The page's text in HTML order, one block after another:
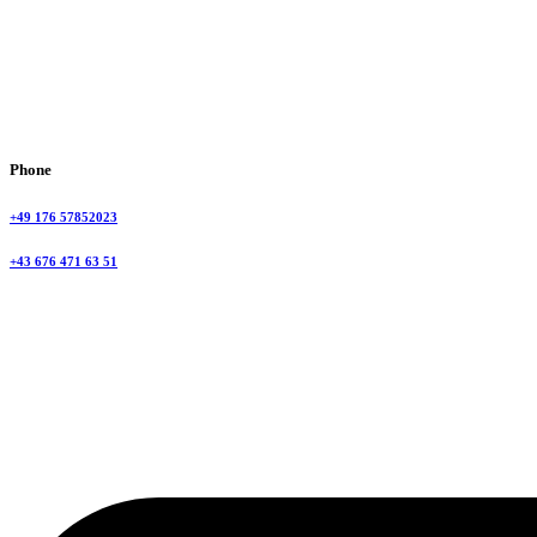
Phone
+49 176 57852023
+43 676 471 63 51